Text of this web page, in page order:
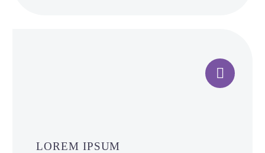


LOREM IPSUM